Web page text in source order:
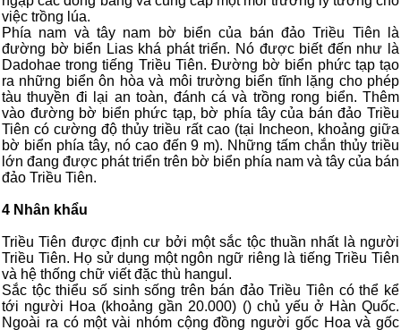
việc trồng lúa.
Phía nam và tây nam bờ biển của bán đảo Triều Tiên là
đường bờ biển Lias khá phát triển. Nó được biết đến như là
Dadohae trong tiếng Triều Tiên. Đường bờ biển phức tạp tạo
ra những biển ôn hòa và môi trường biển tĩnh lặng cho phép
tàu thuyền đi lại an toàn, đánh cá và trồng rong biển. Thêm
vào đường bờ biển phức tạp, bờ phía tây của bán đảo Triều
Tiên có cường độ thủy triều rất cao (tại Incheon, khoảng giữa
bờ biển phía tây, nó cao đến 9 m). Những tấm chắn thủy triều
lớn đang được phát triển trên bờ biển phía nam và tây của bán
đảo Triều Tiên.
4 Nhân khẩu
Triều Tiên được định cư bởi một sắc tộc thuần nhất là người
Triều Tiên. Họ sử dụng một ngôn ngữ riêng là tiếng Triều Tiên
và hệ thống chữ viết đặc thù hangul.
Sắc tộc thiểu số sinh sống trên bán đảo Triều Tiên có thể kể
tới người Hoa (khoảng gần 20.000) () chủ yếu ở Hàn Quốc.
Ngoài ra có một vài nhóm cộng đồng người gốc Hoa và gốc